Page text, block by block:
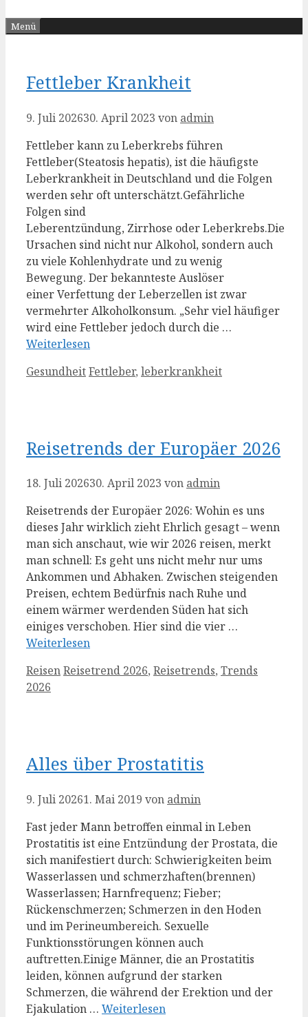
Menü
Fettleber Krankheit
9. Juli 202630. April 2023 von admin
Fettleber kann zu Leberkrebs führen
Fettleber(Steatosis hepatis), ist die häufigste
Leberkrankheit in Deutschland und die Folgen
werden sehr oft unterschätzt.Gefährliche
Folgen sind
Leberentzündung, Zirrhose oder Leberkrebs.Die
Ursachen sind nicht nur Alkohol, sondern auch
zu viele Kohlenhydrate und zu wenig
Bewegung. Der bekannteste Auslöser
einer Verfettung der Leberzellen ist zwar
vermehrter Alkoholkonsum. „Sehr viel häufiger
wird eine Fettleber jedoch durch die …
Weiterlesen
Kategorien
GesundheitSchlagwörter
Fettleber, leberkrankheit
Reisetrends der Europäer 2026
18. Juli 202630. April 2023 von admin
Reisetrends der Europäer 2026: Wohin es uns
dieses Jahr wirklich zieht Ehrlich gesagt – wenn
man sich anschaut, wie wir 2026 reisen, merkt
man schnell: Es geht uns nicht mehr nur ums
Ankommen und Abhaken. Zwischen steigenden
Preisen, echtem Bedürfnis nach Ruhe und
einem wärmer werdenden Süden hat sich
einiges verschoben. Hier sind die vier …
Weiterlesen
Kategorien
ReisenSchlagwörter
Reisetrend 2026, Reisetrends, Trends
2026
Alles über Prostatitis
9. Juli 20261. Mai 2019 von admin
Fast jeder Mann betroffen einmal in Leben
Prostatitis ist eine Entzündung der Prostata, die
sich manifestiert durch: Schwierigkeiten beim
Wasserlassen und schmerzhaften(brennen)
Wasserlassen; Harnfrequenz; Fieber;
Rückenschmerzen; Schmerzen in den Hoden
und im Perineumbereich. Sexuelle
Funktionsstörungen können auch
auftretten.Einige Männer, die an Prostatitis
leiden, können aufgrund der starken
Schmerzen, die während der Erektion und der
Ejakulation … Weiterlesen